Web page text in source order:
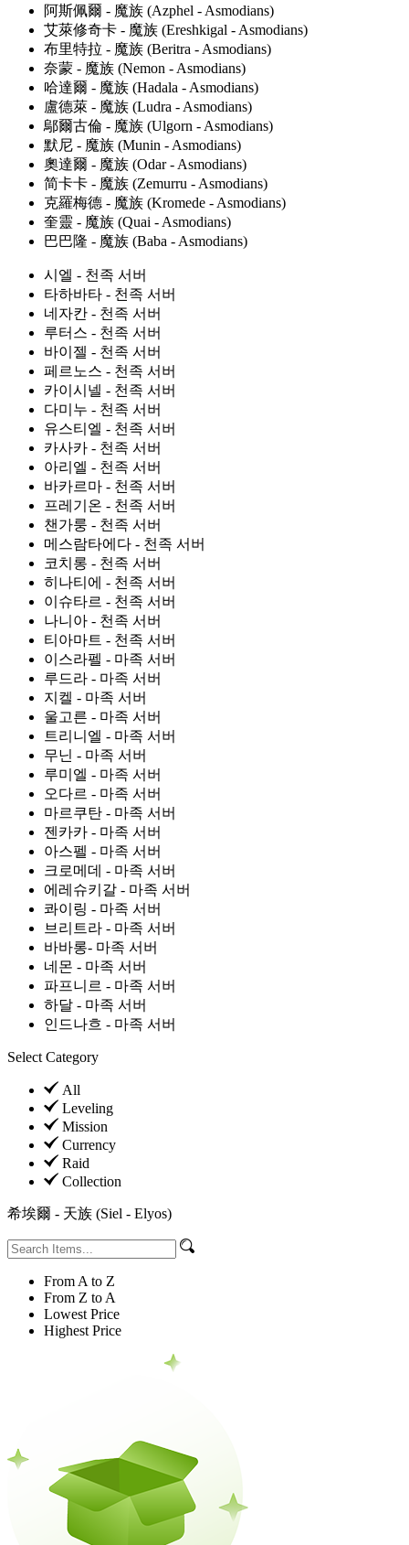
阿斯佩爾 - 魔族 (Azphel - Asmodians)
艾萊修奇卡 - 魔族 (Ereshkigal - Asmodians)
布里特拉 - 魔族 (Beritra - Asmodians)
奈蒙 - 魔族 (Nemon - Asmodians)
哈達爾 - 魔族 (Hadala - Asmodians)
盧德萊 - 魔族 (Ludra - Asmodians)
鄔爾古倫 - 魔族 (Ulgorn - Asmodians)
默尼 - 魔族 (Munin - Asmodians)
奧達爾 - 魔族 (Odar - Asmodians)
简卡卡 - 魔族 (Zemurru - Asmodians)
克羅梅德 - 魔族 (Kromede - Asmodians)
奎靈 - 魔族 (Quai - Asmodians)
巴巴隆 - 魔族 (Baba - Asmodians)
시엘 - 천족 서버
타하바타 - 천족 서버
네자칸 - 천족 서버
루터스 - 천족 서버
바이젤 - 천족 서버
페르노스 - 천족 서버
카이시넬 - 천족 서버
다미누 - 천족 서버
유스티엘 - 천족 서버
카사카 - 천족 서버
아리엘 - 천족 서버
바카르마 - 천족 서버
프레기온 - 천족 서버
챈가룽 - 천족 서버
메스람타에다 - 천족 서버
코치롱 - 천족 서버
히나티에 - 천족 서버
이슈타르 - 천족 서버
나니아 - 천족 서버
티아마트 - 천족 서버
이스라펠 - 마족 서버
루드라 - 마족 서버
지켈 - 마족 서버
울고른 - 마족 서버
트리니엘 - 마족 서버
무닌 - 마족 서버
루미엘 - 마족 서버
오다르 - 마족 서버
마르쿠탄 - 마족 서버
젠카카 - 마족 서버
아스펠 - 마족 서버
크로메데 - 마족 서버
에레슈키갈 - 마족 서버
콰이링 - 마족 서버
브리트라 - 마족 서버
바바롱- 마족 서버
네몬 - 마족 서버
파프니르 - 마족 서버
하달 - 마족 서버
인드나흐 - 마족 서버
Select Category
All
Leveling
Mission
Currency
Raid
Collection
希埃爾 - 天族 (Siel - Elyos)
From A to Z
From Z to A
Lowest Price
Highest Price